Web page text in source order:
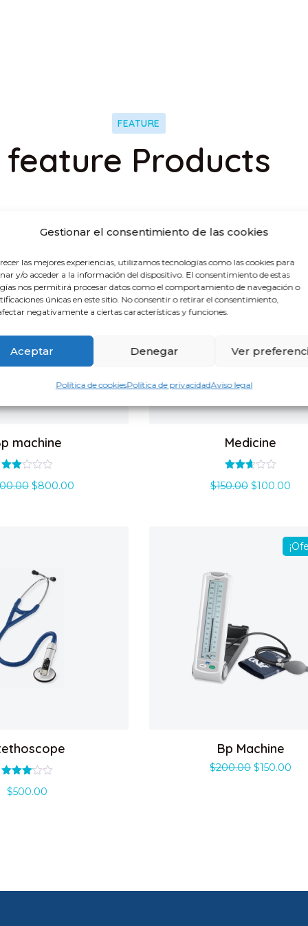
Gestionar el consentimiento de las cookies
las mejores experiencias, utilizamos tecnologías como las cookies para
y/o acceder a la información del dispositivo. El consentimiento de estas
nos permitirá procesar datos como el comportamiento de navegación o
únicas en este sitio. No consentir o retirar el consentimiento,
negativamente a ciertas características y funciones.
Aceptar Denegar Ver
Política de cookiesPolítica de privacidadAviso legal
FEATURE
feature Products
machine
Valorado
con
$800.00
Medicine
Valorado
con
$150.00 $100.00
Valorado
con
$500.00
Bp Machine
$200.00 $150.00